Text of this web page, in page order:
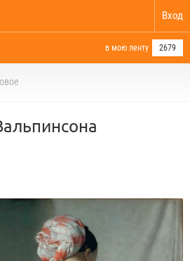
Вход
в мою ленту 2679